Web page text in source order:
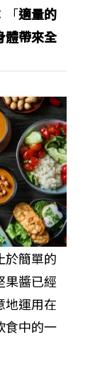
「適量的
體帶來全
於簡單的
果醬已經
地運用在
食中的一